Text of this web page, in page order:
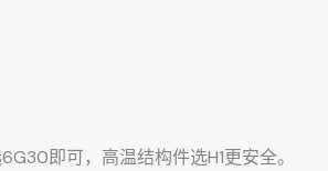
即可，高温结构件选H1更安全。